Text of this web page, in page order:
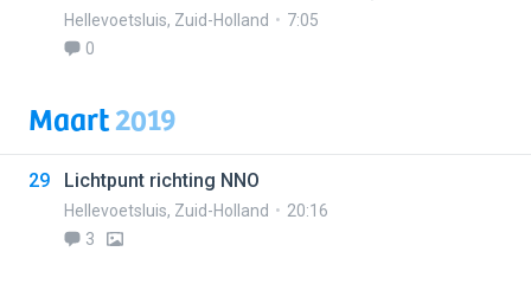
Hellevoetsluis, Zuid-Holland
7:05
0
Maart2019
29 Lichtpunt richting NNO
Hellevoetsluis, Zuid-Holland
20:16
3